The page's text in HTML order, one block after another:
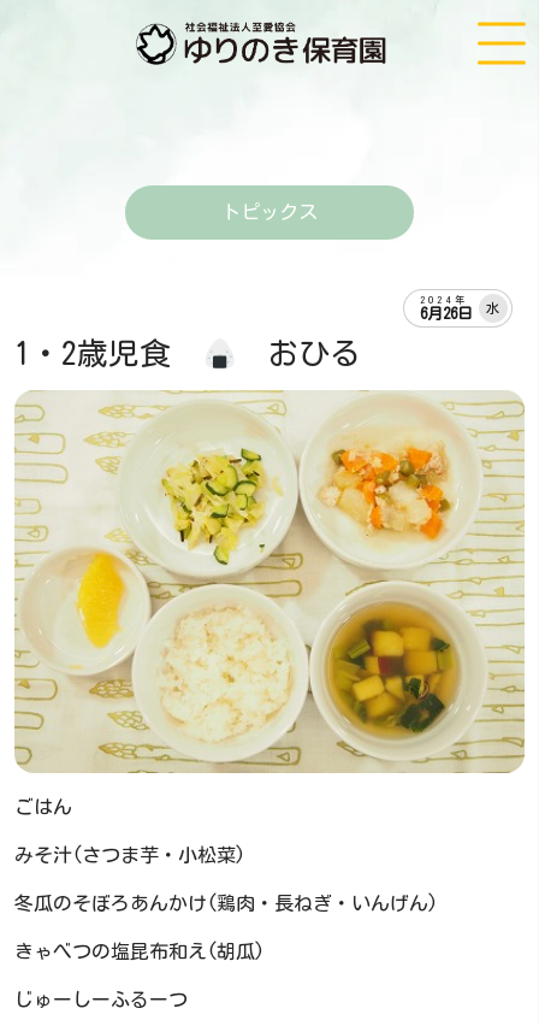
トピックス
2024年
6月26日 水
1・2歳児食 おひる
ごはん
みそ汁(さつま芋・小松菜)
冬瓜のそぼろあんかけ(鶏肉・長ねぎ・いんげん)
きゃべつの塩昆布和え(胡瓜)
じゅーしーふるーつ